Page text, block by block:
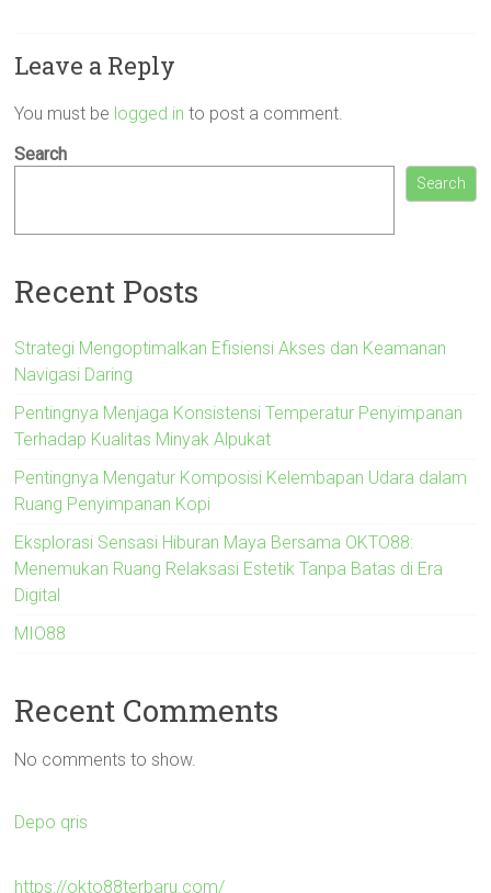
Leave a Reply
You must be logged in to post a comment.
Search
Search
Recent Posts
Strategi Mengoptimalkan Efisiensi Akses dan Keamanan
Navigasi Daring
Pentingnya Menjaga Konsistensi Temperatur Penyimpanan
Terhadap Kualitas Minyak Alpukat
Pentingnya Mengatur Komposisi Kelembapan Udara dalam
Ruang Penyimpanan Kopi
Eksplorasi Sensasi Hiburan Maya Bersama OKTO88:
Menemukan Ruang Relaksasi Estetik Tanpa Batas di Era
Digital
MIO88
Recent Comments
No comments to show.
Depo qris
https://okto88terbaru.com/